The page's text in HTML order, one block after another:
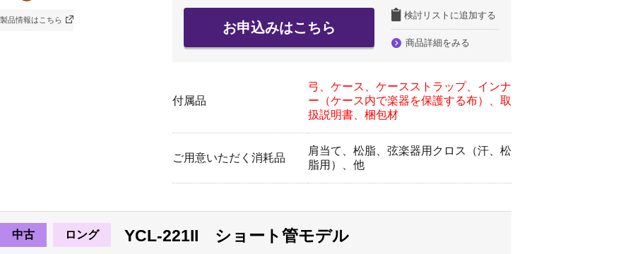
製品情報はこちら お申込みはこちら
検討リストに追加する
商品詳細をみる
付属品
弓、ケース、ケースストラップ、インナ
ー（ケース内で楽器を保護する布）、取
扱説明書、梱包材
ご用意いただく消耗品
肩当て、松脂、弦楽器用クロス（汗、松
脂用）、他
中古 ロング YCL-221II ショート管モデル